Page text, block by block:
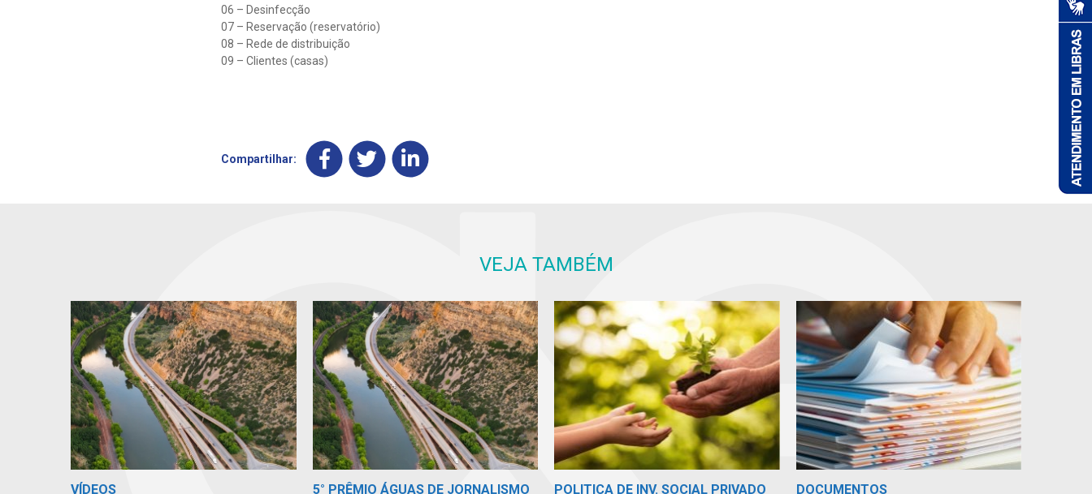
06 – Desinfecção
07 – Reservação (reservatório)
08 – Rede de distribuição
09 – Clientes (casas)
Compartilhar:
VEJA TAMBÉM
VÍDEOS
5° PRÊMIO ÁGUAS DE JORNALISMO
POLITICA DE INV. SOCIAL PRIVADO DOCUMENTOS